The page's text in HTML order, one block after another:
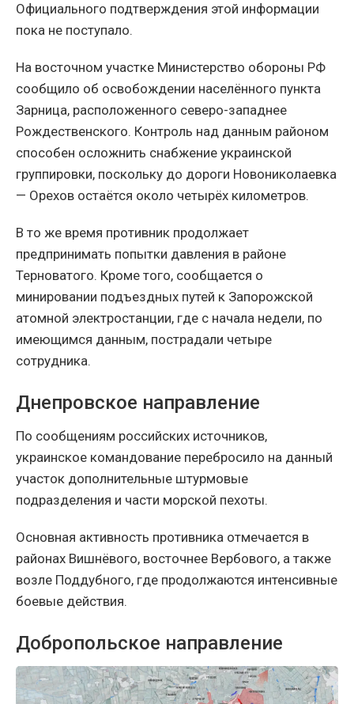
Официального подтверждения этой информации
пока не поступало.
На восточном участке Министерство обороны РФ
сообщило об освобождении населённого пункта
Зарница, расположенного северо-западнее
Рождественского. Контроль над данным районом
способен осложнить снабжение украинской
группировки, поскольку до дороги Новониколаевка
— Орехов остаётся около четырёх километров.
В то же время противник продолжает
предпринимать попытки давления в районе
Терноватого. Кроме того, сообщается о
минировании подъездных путей к Запорожской
атомной электростанции, где с начала недели, по
имеющимся данным, пострадали четыре
сотрудника.
Днепровское направление
По сообщениям российских источников,
украинское командование перебросило на данный
участок дополнительные штурмовые
подразделения и части морской пехоты.
Основная активность противника отмечается в
районах Вишнёвого, восточнее Вербового, а также
возле Поддубного, где продолжаются интенсивные
боевые действия.
Добропольское направление